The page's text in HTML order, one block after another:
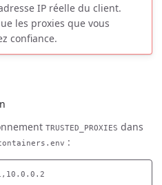
IP réelle du client.
les proxies que vous
confiance.
TRUSTED_PROXIES dans
: